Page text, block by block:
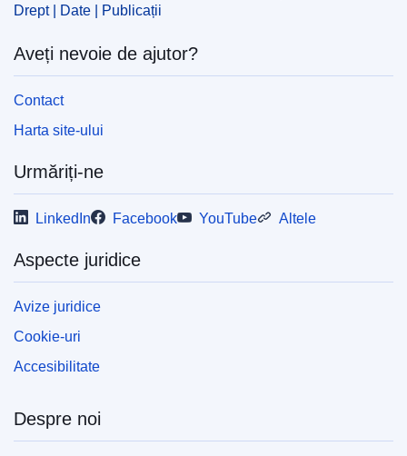
Drept | Date | Publicații
Aveți nevoie de ajutor?
Contact
Harta site-ului
Urmăriți-ne
LinkedIn Facebook YouTube Altele
Aspecte juridice
Avize juridice
Cookie-uri
Accesibilitate
Despre noi